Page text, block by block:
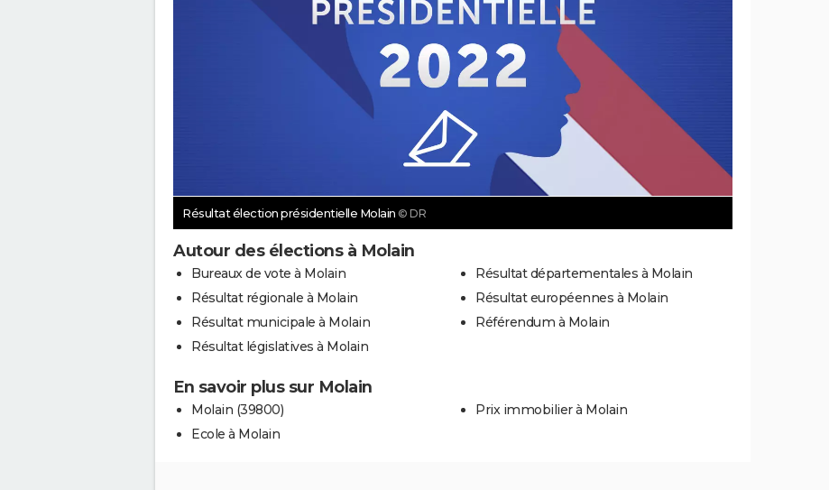
Résultat élection présidentielle Molain © DR
Autour des élections à Molain
Bureaux de vote à Molain
Résultat régionale à Molain
Résultat municipale à Molain
Résultat législatives à Molain
Résultat départementales à Molain
Résultat européennes à Molain
Référendum à Molain
En savoir plus sur Molain
Molain (39800)
Ecole à Molain
Prix immobilier à Molain